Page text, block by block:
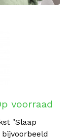
voorraad
"Slaap